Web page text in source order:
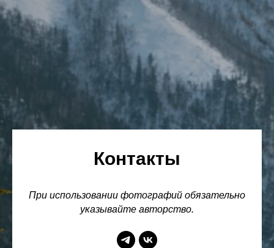
Контакты
При использовании фотографий обязательно
указывайте авторство.